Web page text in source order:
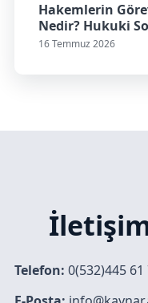
Hakemlerin
Nedir? Hukuki
16 Temmuz 2026
Telefon: 0(532)445 61